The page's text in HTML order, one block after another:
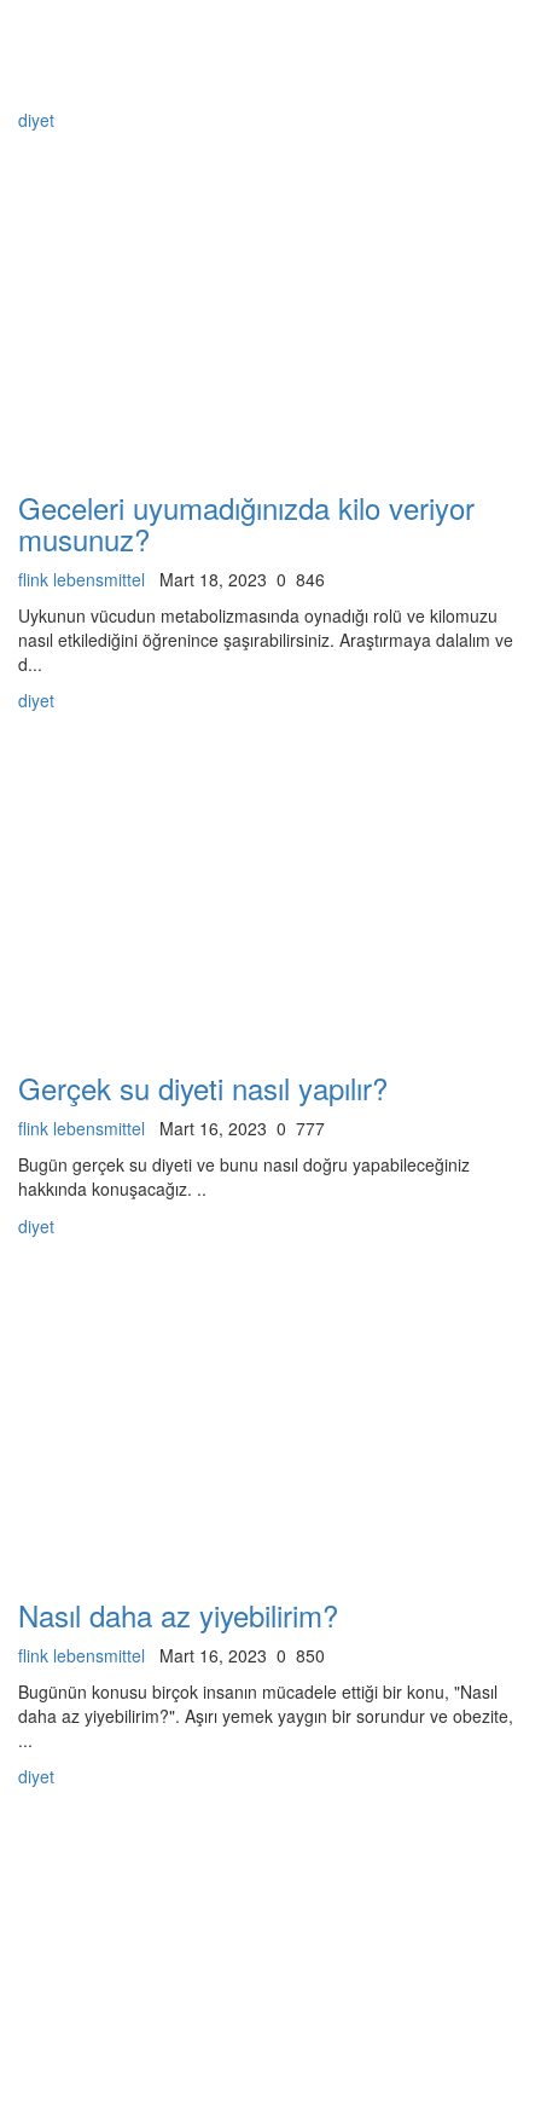
diyet
Geceleri uyumadığınızda kilo veriyor
musunuz?
flink lebensmittel Mart 18, 2023 0 846
Uykunun vücudun metabolizmasında oynadığı rolü ve kilomuzu
nasıl etkilediğini öğrenince şaşırabilirsiniz. Araştırmaya dalalım ve
d...
diyet
Gerçek su diyeti nasıl yapılır?
flink lebensmittel Mart 16, 2023 0 777
Bugün gerçek su diyeti ve bunu nasıl doğru yapabileceğiniz
hakkında konuşacağız. ..
diyet
Nasıl daha az yiyebilirim?
flink lebensmittel Mart 16, 2023 0 850
Bugünün konusu birçok insanın mücadele ettiği bir konu, "Nasıl
daha az yiyebilirim?". Aşırı yemek yaygın bir sorundur ve obezite,
...
diyet